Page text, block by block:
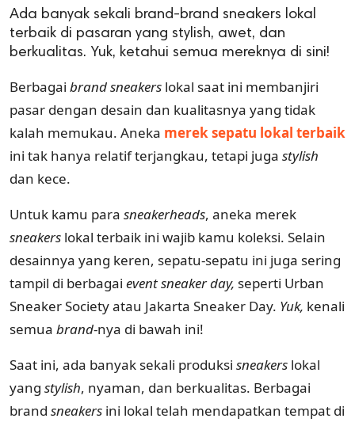
Ada banyak sekali brand-brand sneakers lokal
terbaik di pasaran yang stylish, awet, dan
berkualitas. Yuk, ketahui semua mereknya di sini!
Berbagai brand sneakers lokal saat ini membanjiri
pasar dengan desain dan kualitasnya yang tidak
kalah memukau. Aneka merek sepatu lokal terbaik
ini tak hanya relatif terjangkau, tetapi juga stylish
dan kece.
Untuk kamu para sneakerheads, aneka merek
sneakers lokal terbaik ini wajib kamu koleksi. Selain
desainnya yang keren, sepatu-sepatu ini juga sering
tampil di berbagai eventsneaker day, seperti Urban
Sneaker Society atau Jakarta Sneaker Day. Yuk, kenali
semua brand-nya di bawah ini!
Saat ini, ada banyak sekali produksi sneakers lokal
yang stylish, nyaman, dan berkualitas. Berbagai
brand sneakers ini lokal telah mendapatkan tempat di